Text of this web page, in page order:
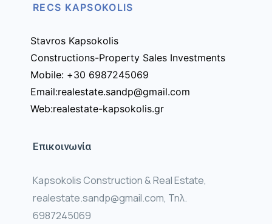
RECS KAPSOKOLIS
Stavros Kapsokolis
Constructions-Property Sales Investments
Mobile: +30 6987245069
Email:realestate.sandp@gmail.com
Web:realestate-kapsokolis.gr
Επικοινωνία
Kapsokolis Construction & Real Estate,
realestate.sandp@gmail.com, Τηλ.
6987245069